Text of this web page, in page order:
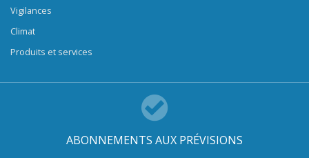
Vigilances
Climat
Produits et services
ABONNEMENTS AUX PRÉVISIONS